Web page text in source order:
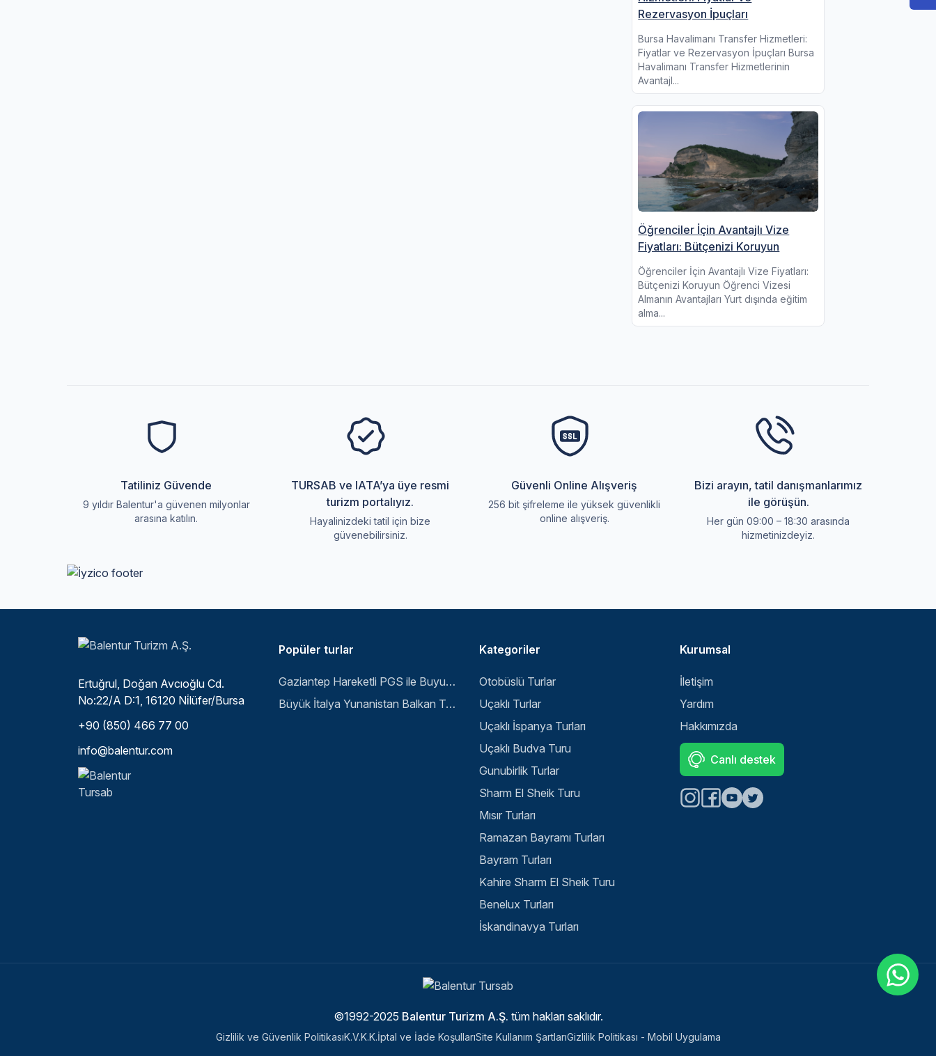
Rezervasyon İpuçları
Bursa Havalimanı Transfer Hizmetleri:
Fiyatlar ve Rezervasyon İpuçları Bursa
Havalimanı Transfer Hizmetlerinin
Avantajl...
Öğrenciler İçin Avantajlı Vize
Fiyatları: Bütçenizi Koruyun
Öğrenciler İçin Avantajlı Vize Fiyatları:
Bütçenizi Koruyun Öğrenci Vizesi
Almanın Avantajları Yurt dışında eğitim
alma...
Tatiliniz Güvende
9 yıldır Balentur'a güvenen milyonlar
arasına katılın.
TURSAB ve IATA’ya üye resmi
turizm portalıyız.
Hayalinizdeki tatil için bize
güvenebilirsiniz.
Güvenli Online Alışveriş
256 bit şifreleme ile yüksek güvenlikli
online alışveriş.
Bizi arayın, tatil danışmanlarımız
ile görüşün.
Her gün 09:00 – 18:30 arasında
hizmetinizdeyiz.
Ertuğrul, Doğan Avcıoğlu Cd.
No:22/A D:1, 16120 Ni̇lüfer/Bursa
+90 (850) 466 77 00
info@balentur.com
Popüler turlar
Gaziantep Hareketli PGS ile Buyuk Balkan 6 Gece 8 Gun Vizesiz SKP-SKP
Büyük İtalya Yunanistan Balkan Turu - İstanbul
Kategoriler
Otobüslü Turlar
Uçaklı Turlar
Uçaklı İspanya Turları
Uçaklı Budva Turu
Gunubirlik Turlar
Sharm El Sheik Turu
Mısır Turları
Ramazan Bayramı Turları
Bayram Turları
Kahire Sharm El Sheik Turu
Benelux Turları
İskandinavya Turları
Kurumsal
İletişim
Yardım
Hakkımızda
Canlı destek
©1992-2025 Balentur Turizm A.Ş. tüm hakları saklıdır.
Gizlilik ve Güvenlik PolitikasıK.V.K.K.İptal ve İade KoşullarıSite Kullanım ŞartlarıGizlilik Politikası - Mobil Uygulama